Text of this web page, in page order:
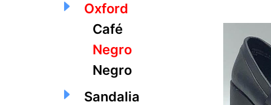
Oxford
Café
Negro
Negro
Sandalia